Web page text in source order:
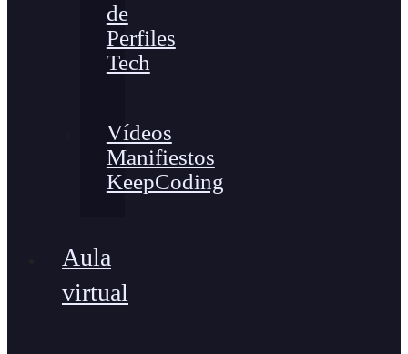
de
Perfiles
Tech
Vídeos
Manifiestos
KeepCoding
Aula
virtual